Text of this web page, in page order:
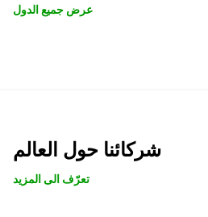
عرض جميع الدول
شركائنا حول العالم
تعرّف الى المزيد